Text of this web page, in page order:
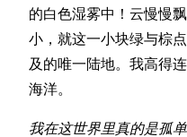
的白色湿雾中！云慢慢
小，就这一小块绿与棕
及的唯一陆地。我高得
海洋。
我在这世界里真的是孤单